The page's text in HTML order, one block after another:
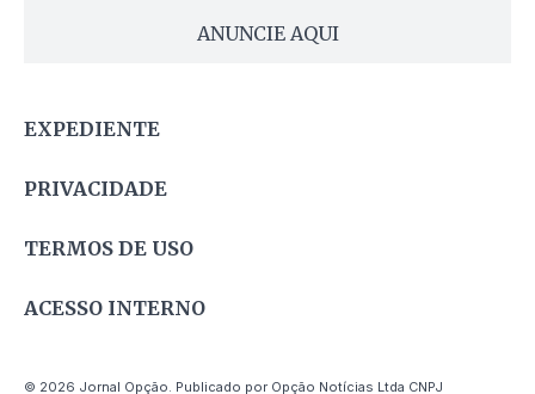
ANUNCIE AQUI
EXPEDIENTE
PRIVACIDADE
TERMOS DE USO
ACESSO INTERNO
© 2026 Jornal Opção. Publicado por Opção Notícias Ltda CNPJ